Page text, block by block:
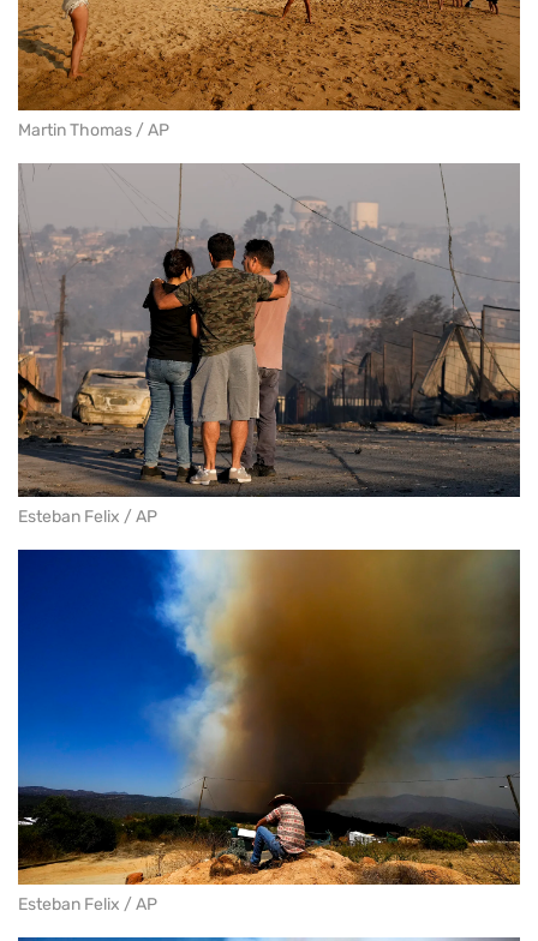
Martin Thomas / AP
Esteban Felix / AP
Esteban Felix / AP